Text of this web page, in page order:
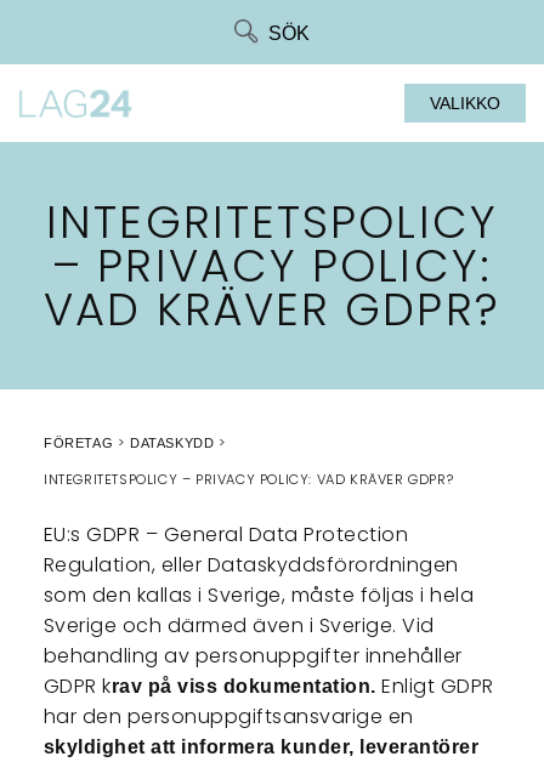
SÖK
VALIKKO
INTEGRITETSPOLICY
– PRIVACY POLICY:
VAD KRÄVER GDPR?
FÖRETAG DATASKYDD
INTEGRITETSPOLICY – PRIVACY POLICY: VAD KRÄVER GDPR?
EU:s GDPR – General Data Protection
Regulation, eller Dataskyddsförordningen
som den kallas i Sverige, måste följas i hela
Sverige och därmed även i Sverige. Vid
behandling av personuppgifter innehåller
GDPR krav på viss dokumentation. Enligt GDPR
har den personuppgiftsansvarige en
skyldighet att informera kunder, leverantörer